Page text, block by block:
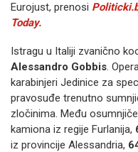
Eurojust, prenosi
Today.
Istragu u Italiji zvanično
Alessandro Gobbis.
karabinjeri Jedinice za
pravosuđe trenutno
zločinima. Među
kamiona iz regije Furlanija,
iz provincije Alessandria,